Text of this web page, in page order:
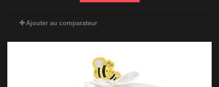
Ajouter au comparateur